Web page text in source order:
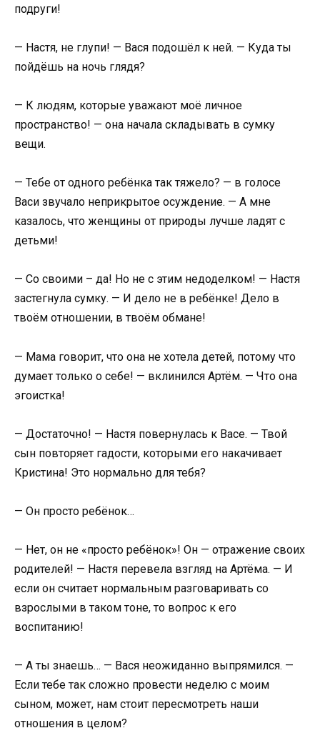
подруги!
— Настя, не глупи! — Вася подошёл к ней. — Куда ты
пойдёшь на ночь глядя?
— К людям, которые уважают моё личное
пространство! — она начала складывать в сумку
вещи.
— Тебе от одного ребёнка так тяжело? — в голосе
Васи звучало неприкрытое осуждение. — А мне
казалось, что женщины от природы лучше ладят с
детьми!
— Со своими – да! Но не с этим недоделком! — Настя
застегнула сумку. — И дело не в ребёнке! Дело в
твоём отношении, в твоём обмане!
— Мама говорит, что она не хотела детей, потому что
думает только о себе! — вклинился Артём. — Что она
эгоистка!
— Достаточно! — Настя повернулась к Васе. — Твой
сын повторяет гадости, которыми его накачивает
Кристина! Это нормально для тебя?
— Он просто ребёнок…
— Нет, он не «просто ребёнок»! Он — отражение своих
родителей! — Настя перевела взгляд на Артёма. — И
если он считает нормальным разговаривать со
взрослыми в таком тоне, то вопрос к его
воспитанию!
— А ты знаешь… — Вася неожиданно выпрямился. —
Если тебе так сложно провести неделю с моим
сыном, может, нам стоит пересмотреть наши
отношения в целом?